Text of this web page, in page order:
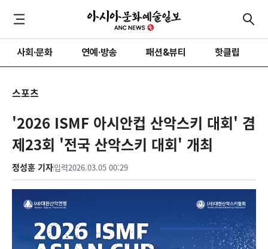
사회·문화 연예·방송 패션&뷰티 핫클립
스포츠
'2026 ISMF 아시안컵 산악스키 대회' 겸
제23회 '전국 산악스키 대회' 개최
정성훈 기자입력2026.03.05 00:29